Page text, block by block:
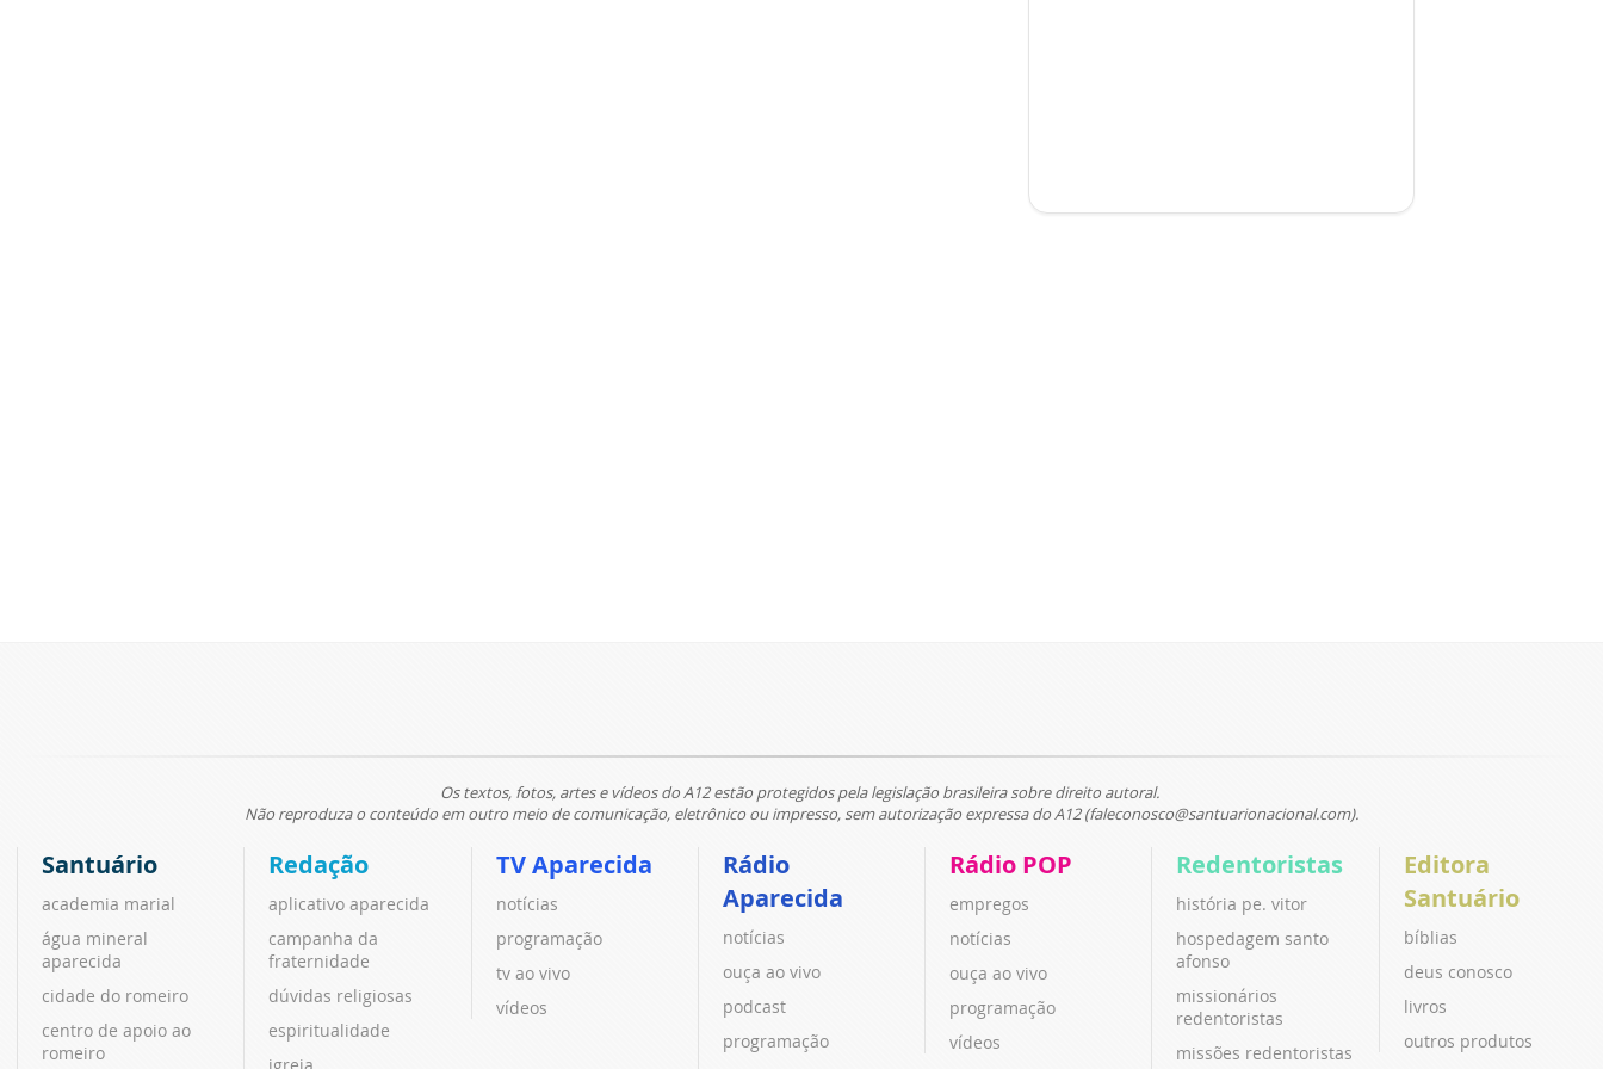
Os textos, fotos, artes e vídeos do A12 estão protegidos pela legislação brasileira sobre direito autoral.
Não reproduza o conteúdo em outro meio de comunicação, eletrônico ou impresso, sem autorização expressa do A12 (faleconosco@santuarionacional.com).
Santuário
academia marial
água mineral
aparecida
cidade do romeiro
centro de apoio ao
romeiro
Redação
aplicativo aparecida
campanha da
fraternidade
dúvidas religiosas
espiritualidade
igreja
TV Aparecida
notícias
programação
tv ao vivo
vídeos
Rádio
Aparecida
notícias
ouça ao vivo
podcast
programação
Rádio POP
empregos
notícias
ouça ao vivo
programação
vídeos
Redentoristas
história pe. vitor
hospedagem santo
afonso
missionários
redentoristas
missões redentoristas
Editora
Santuário
bíblias
deus conosco
livros
outros produtos